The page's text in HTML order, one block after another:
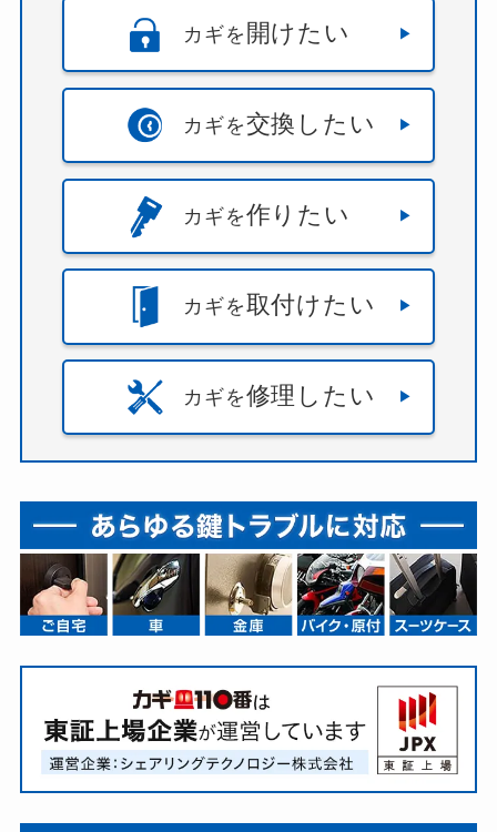
カギを 開けたい
カギを交換したい
カギを作りたい
カギを取付けたい
カギを修理したい